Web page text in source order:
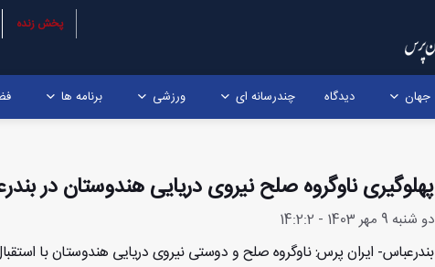
پخش زنده
جهان دیدگاه چندرسانه ای ورزشی برنامه ها
پهلوگیری ناوگروه صلح نیروی دریایی هندوستان در
دو شنبه 9 مهر 1403 - 14:2:2
بندرعباس- ایران پرس: ناوگروه صلح و دوستی نیروی دریایی هندوستان با